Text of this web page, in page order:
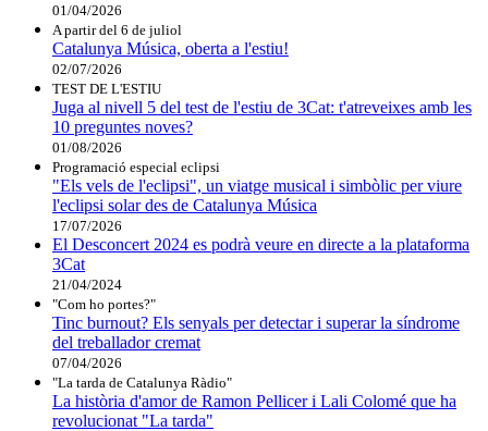
01/04/2026
A partir del 6 de juliol
Catalunya Música, oberta a l'estiu!
02/07/2026
TEST DE L'ESTIU
Juga al nivell 5 del test de l'estiu de 3Cat: t'atreveixes amb les
10 preguntes noves?
01/08/2026
Programació especial eclipsi
"Els vels de l'eclipsi", un viatge musical i simbòlic per viure
l'eclipsi solar des de Catalunya Música
17/07/2026
El Desconcert 2024 es podrà veure en directe a la plataforma
3Cat
21/04/2024
"Com ho portes?"
Tinc burnout? Els senyals per detectar i superar la síndrome
del treballador cremat
07/04/2026
"La tarda de Catalunya Ràdio"
La història d'amor de Ramon Pellicer i Lali Colomé que ha
revolucionat "La tarda"